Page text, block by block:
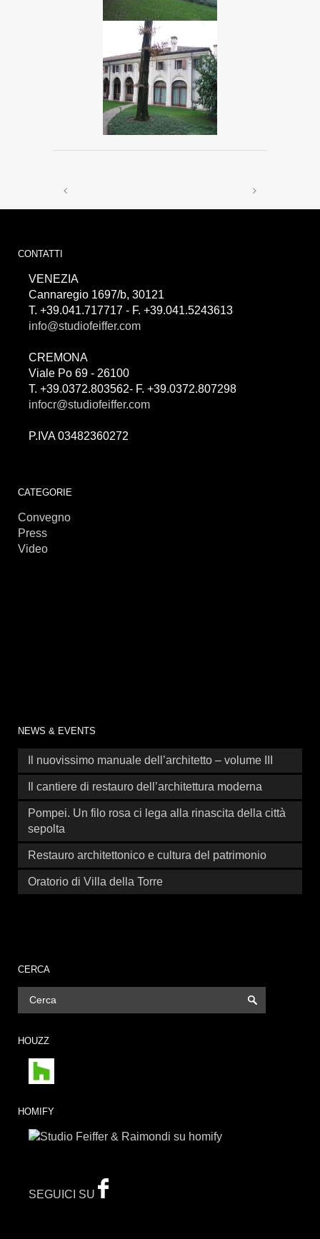
CONTATTI
VENEZIA
Cannaregio 1697/b, 30121
T. +39.041.717717 - F. +39.041.5243613
info@studiofeiffer.com
CREMONA
Viale Po 69 - 26100
T. +39.0372.803562- F. +39.0372.807298
infocr@studiofeiffer.com
P.IVA 03482360272
CATEGORIE
Convegno
Press
Video
NEWS & EVENTS
Il nuovissimo manuale dell’architetto – volume III
Il cantiere di restauro dell’architettura moderna
Pompei. Un filo rosa ci lega alla rinascita della città
sepolta
Restauro architettonico e cultura del patrimonio
Oratorio di Villa della Torre
CERCA
HOUZZ
HOMIFY
SEGUICI SU